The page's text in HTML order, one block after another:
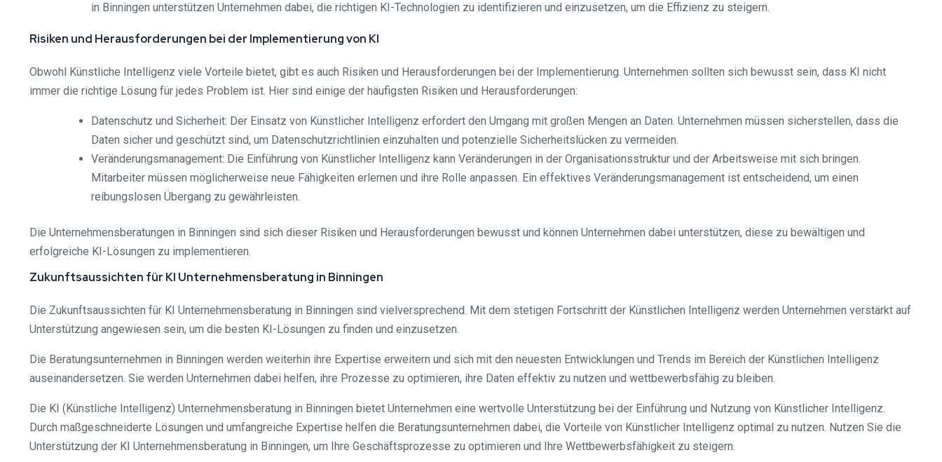
in Binningen unterstützen Unternehmen dabei, die richtigen KI-Technologien zu identifizieren und einzusetzen, um die Effizienz zu steigern.
Risiken und Herausforderungen bei der Implementierung von KI
Obwohl Künstliche Intelligenz viele Vorteile bietet, gibt es auch Risiken und Herausforderungen bei der Implementierung. Unternehmen sollten sich bewusst sein, dass KI nicht
immer die richtige Lösung für jedes Problem ist. Hier sind einige der häufigsten Risiken und Herausforderungen:
Datenschutz und Sicherheit: Der Einsatz von Künstlicher Intelligenz erfordert den Umgang mit großen Mengen an Daten. Unternehmen müssen sicherstellen, dass die
Daten sicher und geschützt sind, um Datenschutzrichtlinien einzuhalten und potenzielle Sicherheitslücken zu vermeiden.
Veränderungsmanagement: Die Einführung von Künstlicher Intelligenz kann Veränderungen in der Organisationsstruktur und der Arbeitsweise mit sich bringen.
Mitarbeiter müssen möglicherweise neue Fähigkeiten erlernen und ihre Rolle anpassen. Ein effektives Veränderungsmanagement ist entscheidend, um einen
reibungslosen Übergang zu gewährleisten.
Die Unternehmensberatungen in Binningen sind sich dieser Risiken und Herausforderungen bewusst und können Unternehmen dabei unterstützen, diese zu bewältigen und
erfolgreiche KI-Lösungen zu implementieren.
Zukunftsaussichten für KI Unternehmensberatung in Binningen
Die Zukunftsaussichten für KI Unternehmensberatung in Binningen sind vielversprechend. Mit dem stetigen Fortschritt der Künstlichen Intelligenz werden Unternehmen verstärkt auf
Unterstützung angewiesen sein, um die besten KI-Lösungen zu finden und einzusetzen.
Die Beratungsunternehmen in Binningen werden weiterhin ihre Expertise erweitern und sich mit den neuesten Entwicklungen und Trends im Bereich der Künstlichen Intelligenz
auseinandersetzen. Sie werden Unternehmen dabei helfen, ihre Prozesse zu optimieren, ihre Daten effektiv zu nutzen und wettbewerbsfähig zu bleiben.
Die KI (Künstliche Intelligenz) Unternehmensberatung in Binningen bietet Unternehmen eine wertvolle Unterstützung bei der Einführung und Nutzung von Künstlicher Intelligenz.
Durch maßgeschneiderte Lösungen und umfangreiche Expertise helfen die Beratungsunternehmen dabei, die Vorteile von Künstlicher Intelligenz optimal zu nutzen. Nutzen Sie die
Unterstützung der KI Unternehmensberatung in Binningen, um Ihre Geschäftsprozesse zu optimieren und Ihre Wettbewerbsfähigkeit zu steigern.